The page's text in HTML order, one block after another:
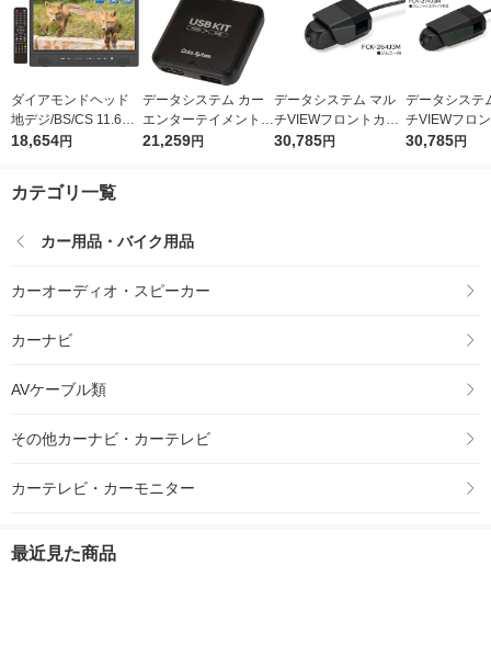
ダイアモンドヘッド
地デジ/BS/CS 11.6イ
ンチコンパクトテレビ
18,654円
データシステム カー
エンターテイメントア
ダプター USBKIT CE
21,259円
データシステム マル
チVIEWフロントカメ
ラキット(ジムニー用)
30,785円
データシステ
チVIEWフロ
ラキット(ジ
30,785円
カテゴリ一覧
カー用品・バイク用品
カーオーディオ・スピーカー
カーナビ
AVケーブル類
その他カーナビ・カーテレビ
カーテレビ・カーモニター
最近見た商品